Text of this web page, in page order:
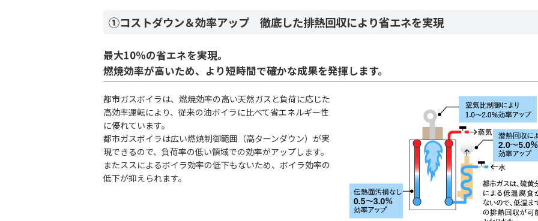
①コストダウン＆効率アップ 徹底した排熱回収により省エネを実現
最大10％の省エネを実現。
燃焼効率が高いため、より短時間で確かな成果を発揮します。
都市ガスボイラは、燃焼効率の高い天然ガスと負荷に応じた
高効率運転により、従来の油ボイラに比べて省エネルギー性
に優れています。
都市ガスボイラは広い燃焼制御範囲（高ターンダウン）が実
現できるので、負荷率の低い領域での効率がアップします。
またススによるボイラ効率の低下もないため、ボイラ効率の
低下が抑えられます。